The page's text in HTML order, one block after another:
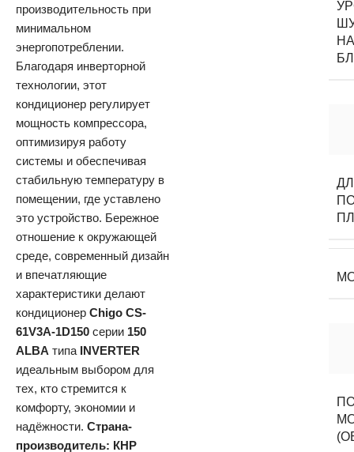
производительность при
минимальном
энергопотреблении.
Благодаря инверторной
технологии, этот
кондиционер регулирует
мощность компрессора,
оптимизируя работу
системы и обеспечивая
стабильную температуру в
помещении, где уставлено
это устройство. Бережное
отношение к окружающей
среде, современный дизайн
и впечатляющие
характеристики делают
кондиционер Chigo CS-
61V3A-1D150 серии 150
ALBA типа INVERTER
идеальным выбором для
тех, кто стремится к
комфорту, экономии и
надёжности. Страна-
производитель: КНР